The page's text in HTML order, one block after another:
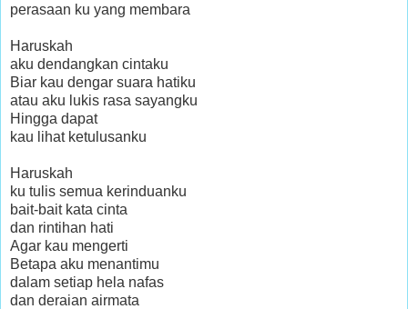
perasaan ku yang membara
Haruskah
aku dendangkan cintaku
Biar kau dengar suara hatiku
atau aku lukis rasa sayangku
Hingga dapat
kau lihat ketulusanku
Haruskah
ku tulis semua kerinduanku
bait-bait kata cinta
dan rintihan hati
Agar kau mengerti
Betapa aku menantimu
dalam setiap hela nafas
dan deraian airmata